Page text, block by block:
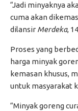
“Jadi minyaknya
cuma akan
dilansir Merdeka,
Proses yang
harga minyak
kemasan khusus,
untuk masyarakat
“Minyak goreng